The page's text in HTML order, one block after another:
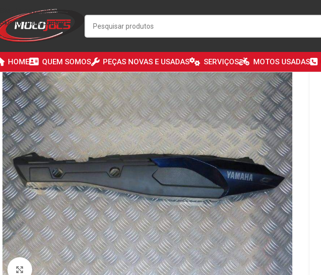
Skip to navigation
Skip to main content
HOME QUEM SOMOS PEÇAS NOVAS E USADAS SERVIÇOS MOTOS USADAS
Click to enlarge